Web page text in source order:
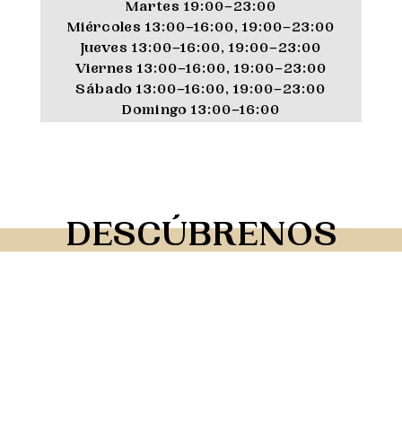
Martes 19:00–23:00
Miércoles 13:00–16:00, 19:00–23:00
Jueves 13:00–16:00, 19:00–23:00
Viernes 13:00–16:00, 19:00–23:00
Sábado 13:00–16:00, 19:00–23:00
Domingo 13:00–16:00
DESCÚBRENOS